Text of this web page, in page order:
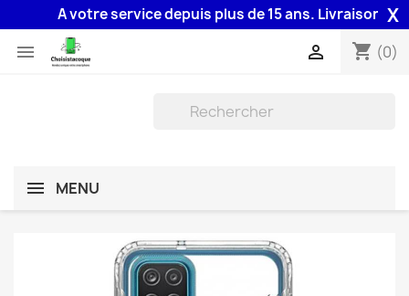
A votre service depuis plus de 15 ans. Livraison 48HX
 shopping_cart (0)

MENU